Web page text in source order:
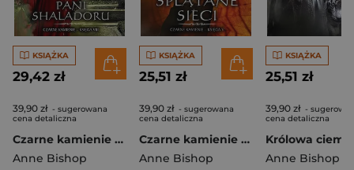
KSIĄŻKA
29,42 zł
39,90 zł - sugerowana
cena detaliczna
Czarne kamienie 8 Pani Shaladoru
Anne Bishop
KSIĄŻKA
25,51 zł
39,90 zł - sugerowana
cena detaliczna
Czarne kamienie 5 Splątane sieci
Anne Bishop
KSIĄŻKA
25,51 zł
39,90 zł -
cena detaliczna
Anne Bishop